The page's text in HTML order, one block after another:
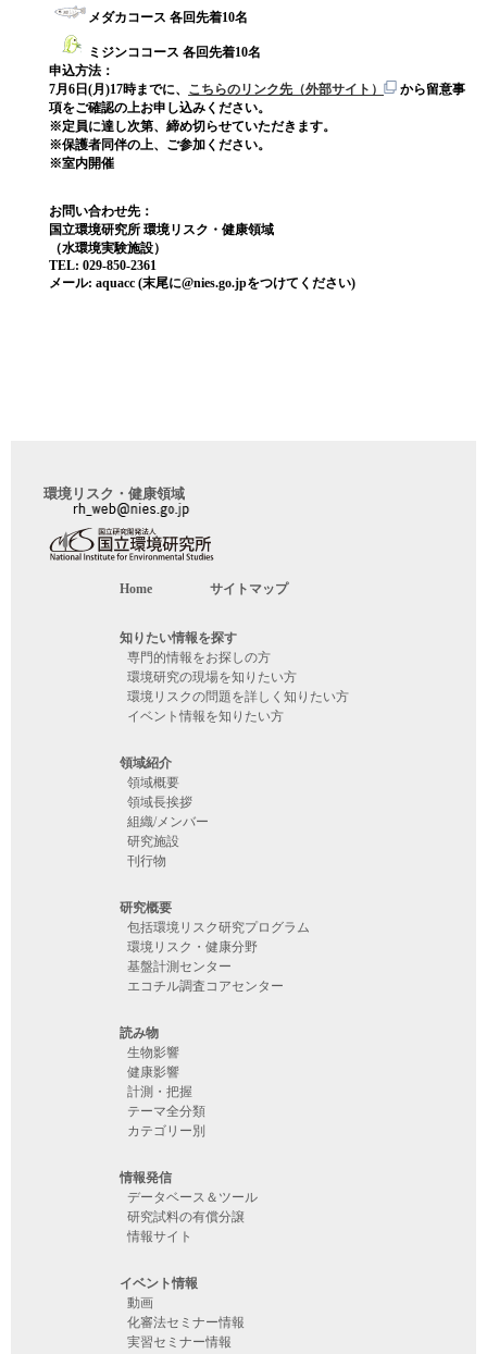
メダカコース 各回先着10名
ミジンココース 各回先着10名
申込方法：
7月6日(月)17時までに、 こちらのリンク先（外部サイト）
から留意事
項をご確認の上お申し込みください。
※定員に達し次第、締め切らせていただきます。
※保護者同伴の上、ご参加ください。
※室内開催
お問い合わせ先：
国立環境研究所 環境リスク・健康領域
（水環境実験施設）
TEL: 029-850-2361
メール: aquacc (末尾に@nies.go.jpをつけてください)
環境リスク・健康領域
Home サイトマップ
知りたい情報を探す
専門的情報をお探しの方
環境研究の現場を知りたい方
環境リスクの問題を詳しく知りたい方
イベント情報を知りたい方
領域紹介
領域概要
領域長挨拶
組織/メンバー
研究施設
刊行物
研究概要
包括環境リスク研究プログラム
環境リスク・健康分野
基盤計測センター
エコチル調査コアセンター
読み物
生物影響
健康影響
計測・把握
テーマ全分類
カテゴリー別
情報発信
データベース＆ツール
研究試料の有償分譲
情報サイト
イベント情報
動画
化審法セミナー情報
実習セミナー情報